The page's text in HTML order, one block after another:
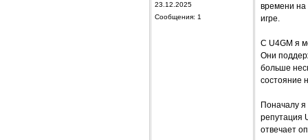
23.12.2025
Сообщения: 1
времени на
игре.
С U4GM я
Они
больше
состояние
Поначалу я
репутация
отвечает